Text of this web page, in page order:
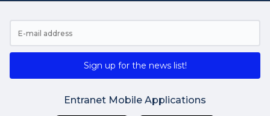
Sign up for the news list!
Entranet Mobile Applications